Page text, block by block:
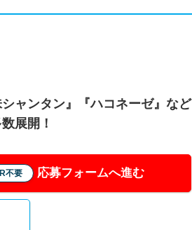
シャンタン』『ハコネーゼ』など
展開！
不要 応募フォームへ進む